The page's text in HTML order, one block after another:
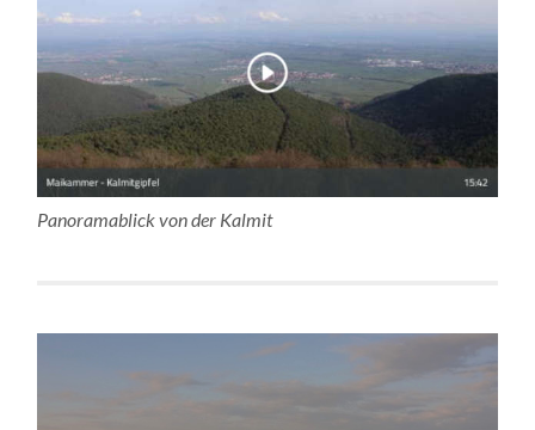
Panoramablick von der Kalmit